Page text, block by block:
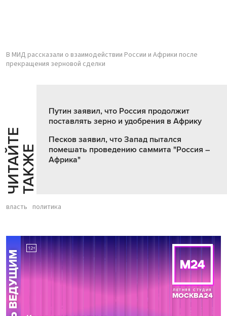
В МИД рассказали о взаимодействии России и Африки после
прекращения зерновой сделки
Ч
И
Т
АЙ
Т
Е
Т
А
К
ЖЕ
Путин заявил, что Россия продолжит
поставлять зерно и удобрения в Африку
Песков заявил, что Запад пытался
помешать проведению саммита "Россия –
Африка"
власть политика